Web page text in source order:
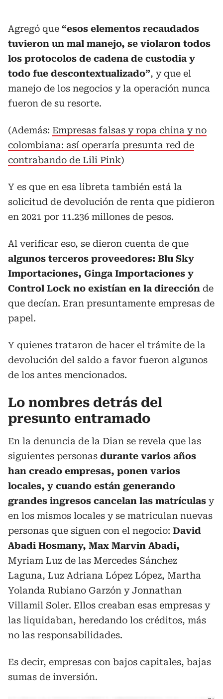
Agregó que “esos elementos recaudados
tuvieron un mal manejo, se violaron todos
los protocolos de cadena de custodia y
todo fue descontextualizado”, y que el
manejo de los negocios y la operación nunca
fueron de su resorte.
(Además: Empresas falsas y ropa china y no
colombiana: así operaría presunta red de
contrabando de Lili Pink)
Y es que en esa libreta también está la
solicitud de devolución de renta que pidieron
en 2021 por 11.236 millones de pesos.
Al verificar eso, se dieron cuenta de que
algunos terceros proveedores: Blu Sky
Importaciones, Ginga Importaciones y
Control Lock no existían en la dirección de
que decían. Eran presuntamente empresas de
papel.
Y quienes trataron de hacer el trámite de la
devolución del saldo a favor fueron algunos
de los antes mencionados.
Lo nombres detrás del
presunto entramado
En la denuncia de la Dian se revela que las
siguientes personas durante varios años
han creado empresas, ponen varios
locales, y cuando están generando
grandes ingresos cancelan las matrículas y
en los mismos locales y se matriculan nuevas
personas que siguen con el negocio: David
Abadi Hosmany, Max Marvin Abadi,
Myriam Luz de las Mercedes Sánchez
Laguna, Luz Adriana López López, Martha
Yolanda Rubiano Garzón y Jonnathan
Villamil Soler. Ellos creaban esas empresas y
las liquidaban, heredando los créditos, más
no las responsabilidades.
Es decir, empresas con bajos capitales, bajas
sumas de inversión.